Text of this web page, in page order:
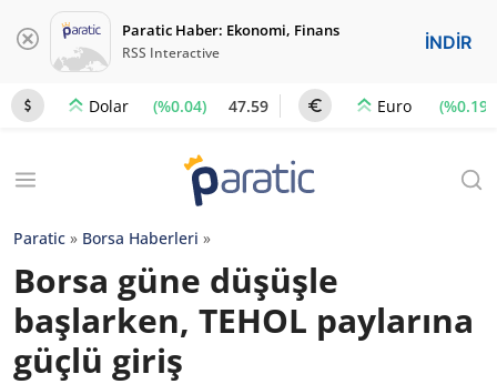
Paratic Haber: Ekonomi, Finans
RSS Interactive İNDİR
Dolar (%0.04) 47.59 Euro (%0.19)
Paratic » Borsa Haberleri »
Borsa güne düşüşle
başlarken, TEHOL paylarına
güçlü giriş